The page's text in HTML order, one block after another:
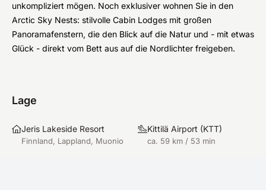
unkompliziert mögen. Noch exklusiver wohnen Sie in den
Arctic Sky Nests: stilvolle Cabin Lodges mit großen
Panoramafenstern, die den Blick auf die Natur und - mit etwas
Glück - direkt vom Bett aus auf die Nordlichter freigeben.
Lage
Jeris Lakeside Resort
Finnland, Lappland, Muonio
Kittilä Airport (KTT)
ca. 59 km / 53 min